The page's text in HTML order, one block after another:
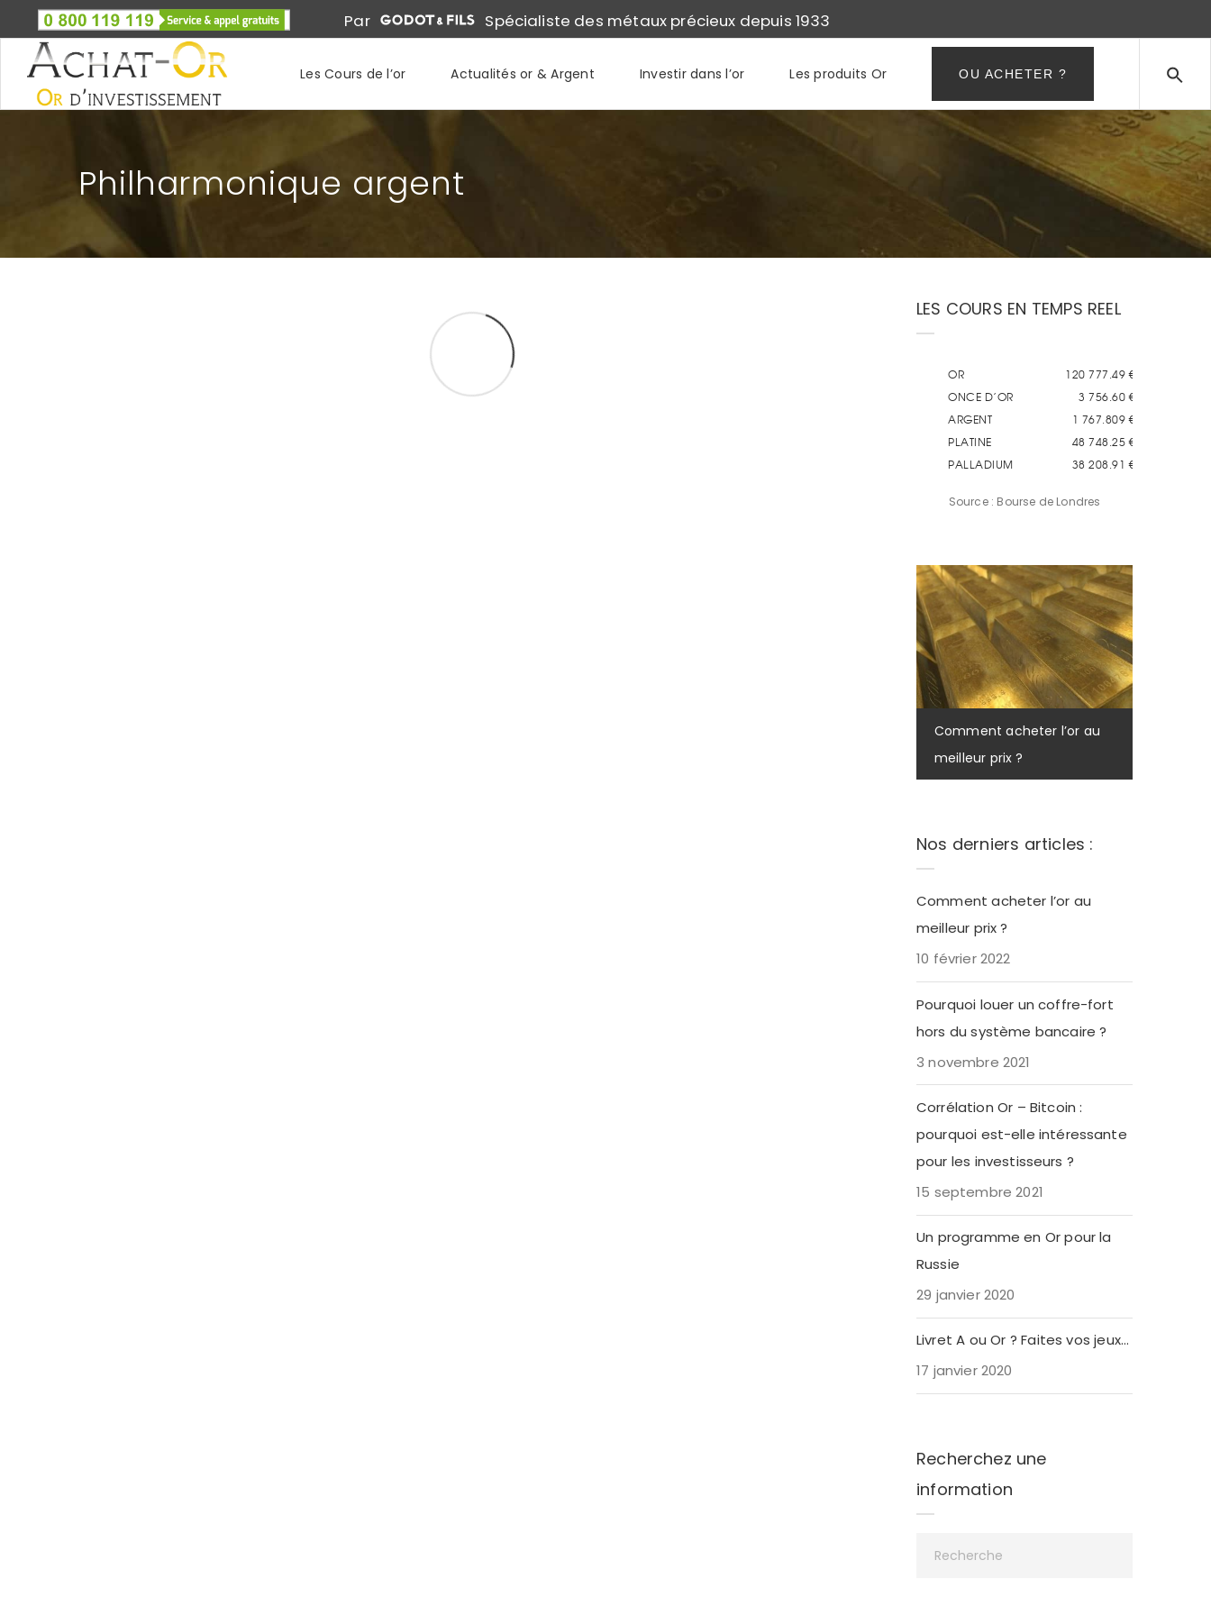
Par Spécialiste des métaux précieux depuis 1933
Les Cours de l’or Actualités or & Argent Investir dans l’or Les produits Or OU ACHETER ?
Philharmonique argent
LES COURS EN TEMPS REEL
Source : Bourse de Londres
Comment acheter l’or au
meilleur prix ?
Nos derniers articles :
Comment acheter l’or au
meilleur prix ?
10 février 2022
Pourquoi louer un coffre-fort
hors du système bancaire ?
3 novembre 2021
Corrélation Or – Bitcoin :
pourquoi est-elle intéressante
pour les investisseurs ?
15 septembre 2021
Un programme en Or pour la
Russie
29 janvier 2020
Livret A ou Or ? Faites vos jeux…
17 janvier 2020
Recherchez une
information